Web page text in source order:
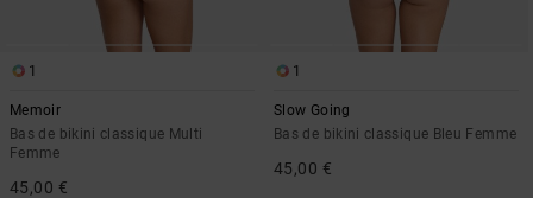
1
Memoir
Bas de bikini classique Multi
Femme
45,00 €
1
Slow Going
Bas de bikini classique Bleu Femme
45,00 €